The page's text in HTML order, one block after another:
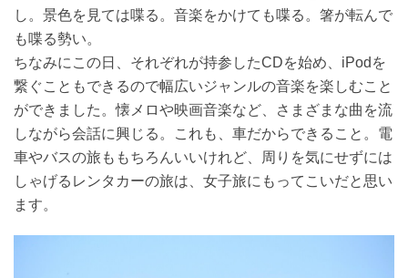
し。景色を見ては喋る。音楽をかけても喋る。箸が転んで
も喋る勢い。
ちなみにこの日、それぞれが持参したCDを始め、iPodを
繋ぐこともできるので幅広いジャンルの音楽を楽しむこと
ができました。懐メロや映画音楽など、さまざまな曲を流
しながら会話に興じる。これも、車だからできること。電
車やバスの旅ももちろんいいけれど、周りを気にせずには
しゃげるレンタカーの旅は、女子旅にもってこいだと思い
ます。